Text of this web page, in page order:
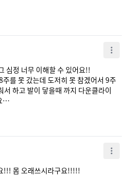
심정 너무 이해할 수 있어요!!
를 못 갔는데 도저히 못 참겠어서 9주
하고 발이 닿을때 까지 다운클라이
…
몸 오래쓰시라구요!!!!!